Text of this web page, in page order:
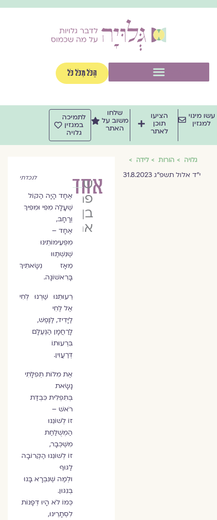
הַכֹּל מִכֹּל כֹּל
מינוי
למגזין
הציעו
תוכן
לאתר
שלחו
משוב על
האתר
לתמיכה
במגזין
גלויה
גלויה הורות לידה
י״ד אלול תשפ״ג 31.8.2023 אחד
שרה
פרידלנד
בן
ארזה
לנכדתי
אֶחָד הָיָה הַקּוֹל
שֶׁעָלָה מִפִּי וּמִפִּיךְ
וְרָחָב,
אֶחָד –
מִפְּעִימוֹתֵינוּ
שֶׁנִּשְׁתַּוּוּ
מֵאָז נְשָׂאתִיךְ
בָּרִאשׁוֹנָה.
רֵעוּתֵנוּ שַׁרְנוּ לְחִי
אֶל לֶחִי
לַיָּדִיד, לַנֶּפֶשׁ,
לָרַחֲמָן הַנֶּעְלָם
בִּרְעוּתוֹ
דְּרַעֲוִין.
אֶת מִלּוֹת תְּפִלָּתִי
נָשָׂאת
בְּתִפְלִית כִּבְדַת
רֹאשׁ –
זוֹ לְשׁוֹנֵנוּ
הַמְשֻׁלַּחַת
מִשֶּׁכְּבָר,
זוֹ לְשׁוֹנֵנוּ הַקְּרוֹבָה
לַגּוּף
וּלְמַה שֶּׁנִּבְרָא בָּנוּ
בְּנִגּוּן.
כְּמוֹ לֹא הָיוּ דְּפָנוֹת
לִסְתָרֵינוּ,